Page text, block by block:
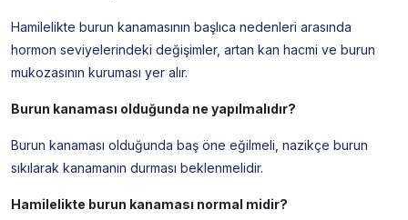
Hamilelikte burun kanamasının başlıca nedenleri arasında
hormon seviyelerindeki değişimler, artan kan hacmi ve burun
mukozasının kuruması yer alır.
Burun kanaması olduğunda ne yapılmalıdır?
Burun kanaması olduğunda baş öne eğilmeli, nazikçe burun
sıkılarak kanamanın durması beklenmelidir.
Hamilelikte burun kanaması normal midir?